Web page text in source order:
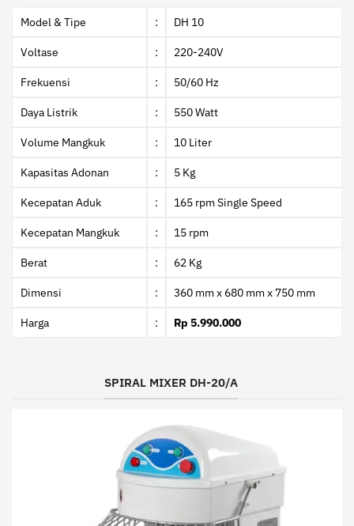
Model & Tipe : DH 10
Voltase : 220-240V
Frekuensi : 50/60 Hz
Daya Listrik : 550 Watt
Volume Mangkuk : 10 Liter
Kapasitas Adonan : 5 Kg
Kecepatan Aduk : 165 rpm Single Speed
Kecepatan Mangkuk : 15 rpm
Berat : 62 Kg
Dimensi : 360 mm x 680 mm x 750 mm
Harga : Rp 5.990.000
SPIRAL MIXER DH-20/A